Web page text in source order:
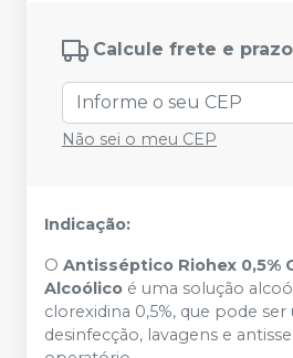
Calcule frete e prazo
Não sei o meu CEP
Indicação:
O Antisséptico Riohex 0,5%
Alcoólico é uma solução
clorexidina 0,5%, que pode ser
desinfecção, lavagens e